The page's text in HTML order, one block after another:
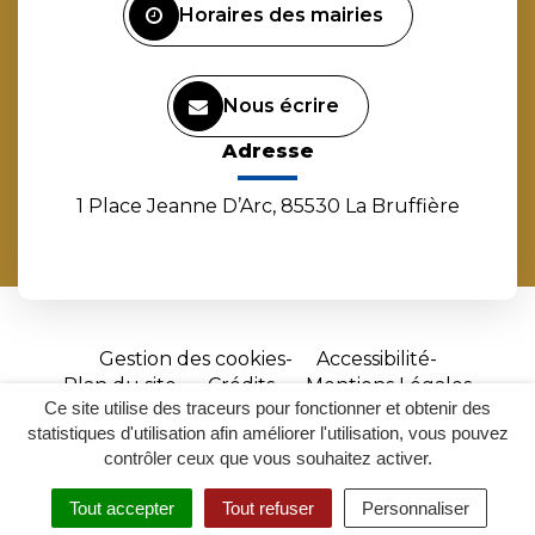
Ce site utilise des traceurs pour fonctionner et obtenir des
statistiques d'utilisation afin améliorer l'utilisation, vous pouvez
contrôler ceux que vous souhaitez activer.
Tout accepter Tout refuser Personnaliser
RECHERCHER
ACCESSIBILITÉ
Horaires des mairies
Nous écrire
Adresse
1 Place Jeanne D’Arc, 85530 La Bruffière
Gestion des cookies
Accessibilité
Plan du site
Crédits
Mentions Légales
Site
réalisé
par
Inovagora